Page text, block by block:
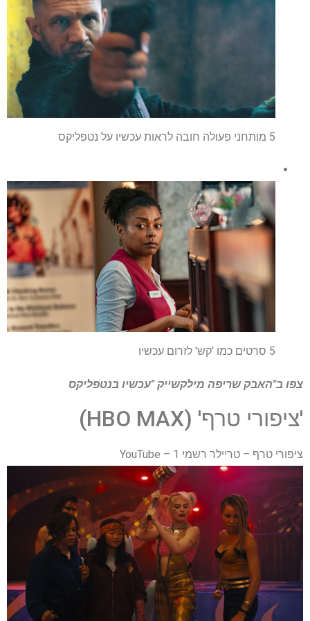
5 מותחני פעולה חובה לראות עכשיו על נטפליקס
5 סרטים כמו 'קש' לזרום עכשיו
צפו ב"האבק שריפה מילקשייק "עכשיו בנטפליקס
'ציפורי טרף' (HBO MAX)
ציפורי טרף – טריילר רשמי 1 – YouTube